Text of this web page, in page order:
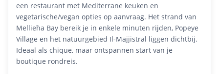
een restaurant met Mediterrane keuken en
vegetarische/vegan opties op aanvraag. Het strand van
Mellieħa Bay bereik je in enkele minuten rijden, Popeye
Village en het natuurgebied Il-Majjistral liggen dichtbij.
Ideaal als chique, maar ontspannen start van je
boutique rondreis.